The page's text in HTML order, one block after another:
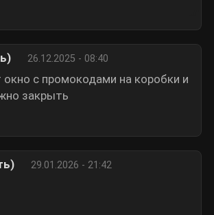
26.12.2025 - 08:40
окно с промокодами на коробки и
закрыть
29.01.2026 - 21:42